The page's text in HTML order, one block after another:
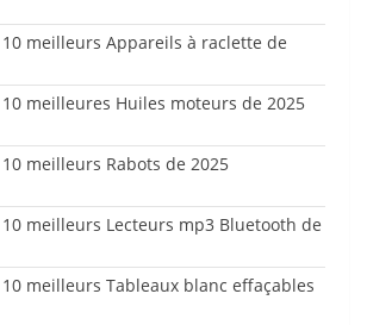
meilleurs Appareils à raclette de
meilleures Huiles moteurs de 2025
meilleurs Rabots de 2025
meilleurs Lecteurs mp3 Bluetooth de
meilleurs Tableaux blanc effaçables